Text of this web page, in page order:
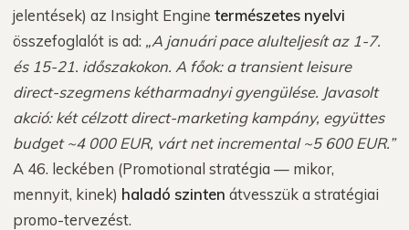
jelentések) az Insight Engine természetes nyelvi
összefoglalót is ad: „A januári pace alulteljesít az 1-7.
és 15-21. időszakokon. A főok: a transient leisure
direct-szegmens kétharmadnyi gyengülése. Javasolt
akció: két célzott direct-marketing kampány, együttes
budget ~4 000 EUR, várt net incremental ~5 600 EUR.”
A 46. leckében (Promotional stratégia — mikor,
mennyit, kinek) haladó szinten átvesszük a stratégiai
promo-tervezést.